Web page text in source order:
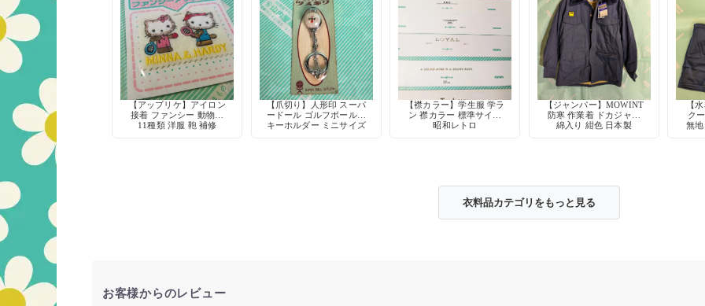
【アップリケ】アイロン
接着 ファンシー 動物柄
11種類 洋服 鞄 補修
【爪切り】人形印 スーパ
ードール ゴルフボール型
キーホルダー ミニサイズ
【襟カラー】学生服 学ラ
ン 襟カラー 標準サイズ
昭和レトロ
【ジャンパー】MOWINT
防寒 作業着 ドカジャン
綿入り 紺色 日本製
【
ク
無
衣料品カテゴリをもっと見る
お客様からのレビュー